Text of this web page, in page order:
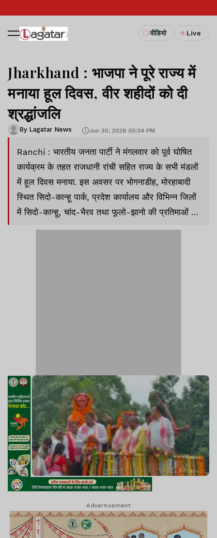
वीडियो Live
Jharkhand : भाजपा ने पूरे राज्य में
मनाया हूल दिवस, वीर शहीदों को दी
श्रद्धांजलि
By Lagatar News Jun 30, 2026 05:34 PM
Ranchi : भारतीय जनता पार्टी ने मंगलवार को पूर्व घोषित
कार्यक्रम के तहत राजधानी रांची सहित राज्य के सभी मंडलों
में हूल दिवस मनाया. इस अवसर पर भोगनाडीह, मोरहाबादी
स्थित सिदो-कान्हू पार्क, प्रदेश कार्यालय और विभिन्न जिलों
में सिदो-कान्हू, चांद-भैरव तथा फूलो-झानो की प्रतिमाओं एवं
Advertisement